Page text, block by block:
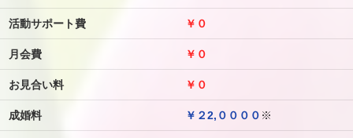
活動サポート費 ￥０
月会費 ￥０
お見合い料 ￥０
成婚料 ￥２2,００００ ※